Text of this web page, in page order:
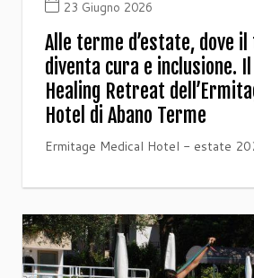
23 Giugno 2026
Alle terme d’estate, dove
diventa cura e inclusione.
Healing Retreat
Hotel di Abano Terme
Ermitage Medical Hotel - estate